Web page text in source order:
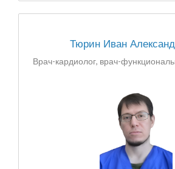
Тюрин Иван
Врач-кардиолог, врач-